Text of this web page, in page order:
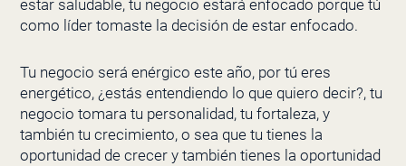
estar saludable, tu negocio estará enfocado porque tú
como líder tomaste la decisión de estar enfocado.
Tu negocio será enérgico este año, por tú eres
energético, ¿estás entendiendo lo que quiero decir?, tu
negocio tomara tu personalidad, tu fortaleza, y
también tu crecimiento, o sea que tu tienes la
oportunidad de crecer y también tienes la oportunidad